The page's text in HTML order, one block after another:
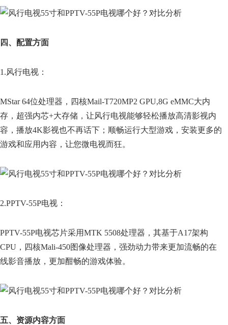
四、配置方面
1.风行电视：
MStar 64位处理器，四核Mail-T720MP2 GPU,8G eMMC大内
存，超强内芯+大存储，让风行电视能够轻松播放高清影视内
容，播放4K影视也不再话下；顺畅运行大型游戏，安装更多的
游戏和应用内容，让您微电视而狂。
2.PPTV-55P电视：
PPTV-55P电视芯片采用MTK 5508处理器，其基于A17架构
CPU，四核Mali-450图像处理器，强劲动力带来更加流畅的在
线影音播放，更加酣畅的游戏体验。
五、资源内容方面